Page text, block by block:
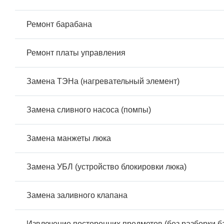
Ремонт барабана
Ремонт платы управления
Замена ТЭНа (нагревательный элемент)
Замена сливного насоса (помпы)
Замена манжеты люка
Замена УБЛ (устройство блокировки люка)
Замена заливного клапана